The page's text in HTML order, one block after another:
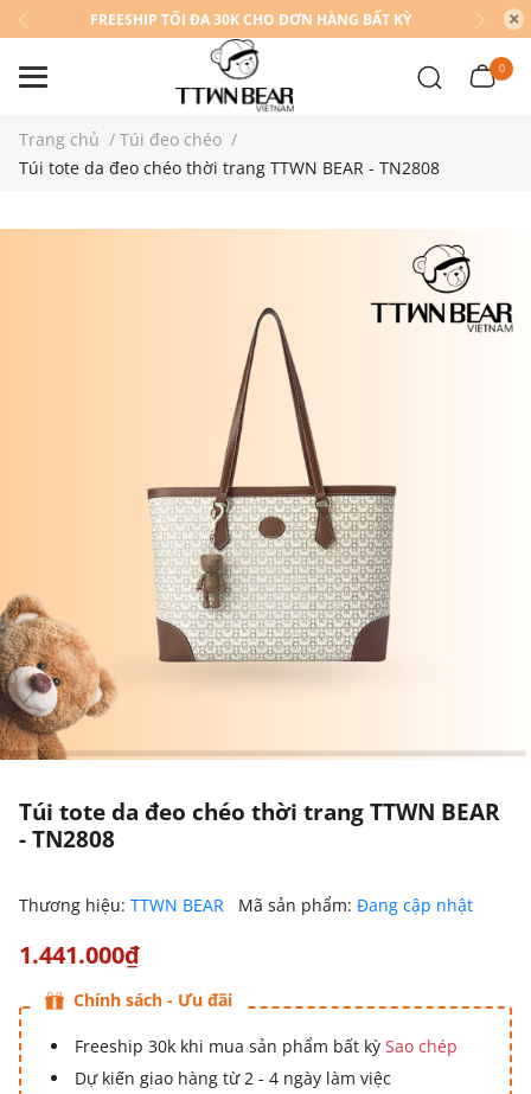
FREESHIP TỐI ĐA 30K CHO ĐƠN HÀNG BẤT KỲ
0
Trang chủ / Túi đeo chéo /
Túi tote da đeo chéo thời trang TTWN BEAR - TN2808
Túi tote da đeo chéo thời trang TTWN BEAR
- TN2808
Thương hiệu: TTWN BEAR Mã sản phẩm: Đang cập nhật
1.441.000₫
Chính sách - Ưu đãi
Freeship 30k khi mua sản phẩm bất kỳ Sao chép
Dự kiến giao hàng từ 2 - 4 ngày làm việc